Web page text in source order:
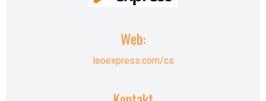
Web:
leoexpress.com/cs